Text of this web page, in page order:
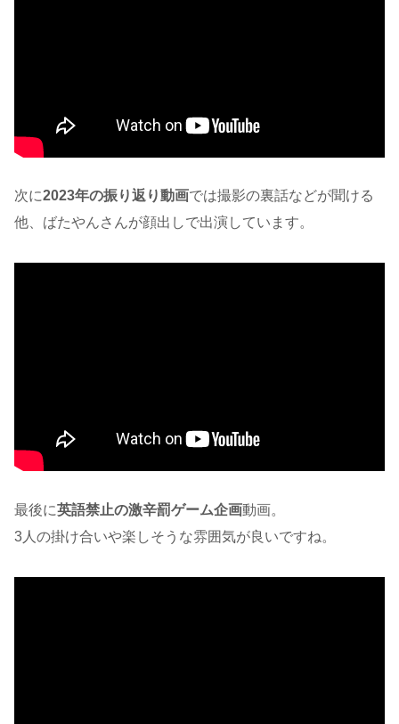
次に2023年の振り返り動画では撮影の裏話などが聞ける
他、ばたやんさんが顔出しで出演しています。
最後に英語禁止の激辛罰ゲーム企画動画。
3人の掛け合いや楽しそうな雰囲気が良いですね。